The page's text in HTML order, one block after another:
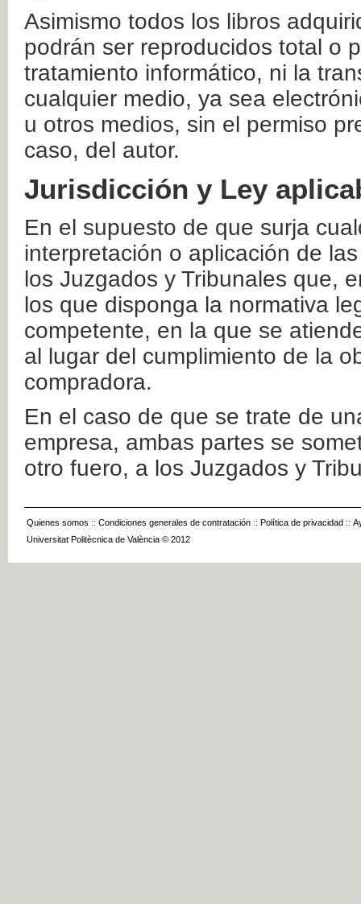
Asimismo todos los libros
podrán ser reproducidos total o
tratamiento informático, ni la
cualquier medio, ya sea
u otros medios, sin el permiso
caso, del autor.
Jurisdicción y Ley
En el supuesto de que surja
interpretación o aplicación de
los Juzgados y Tribunales que,
los que disponga la normativa
competente, en la que se
al lugar del cumplimiento de la
compradora.
En el caso de que se trate de
empresa, ambas partes se
otro fuero, a los Juzgados y
Quienes somos :: Condiciones generales de contratación :: Política de privacidad ::
Universitat Politècnica de València © 2012